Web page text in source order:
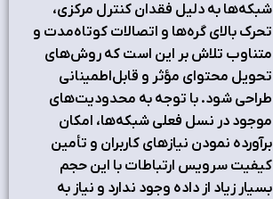
شبکه‌ها به دليل فقدان کنترل مرکزي،
تحرک بالاي گره‌ها و اتصالات کوتاه‌مدت و
متناوب تلاش بر اين است که روش‌هاي
تحويل محتواي مؤثر و قابل‌اطميناني
طراحي شود. با توجه به محدوديت‌هاي
موجود در نسل فعلي شبکه‌ها، امکان
برآورده نمودن نيازهاي کاربران و تأمين
کيفيت سرويس ارتباطات با اين حجم
بسيار زياد از داده وجود ندارد و نياز به